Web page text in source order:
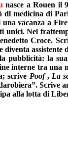
nasce a Rouen il
dl medicina di
una vacanza a
unici. Nel
Croce.
diventa
pubblicità: la
interne tra una
scrive Poof, La
Scrive
alla lotta di